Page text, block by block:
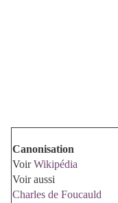
Canonisation
VoirWikipédia
Voir aussi
Charles de Foucauld